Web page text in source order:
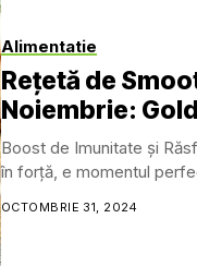
Alimentatie
Rețetă de
Noiembrie:
Boost de Imunitate și
în forță, e momentul
OCTOMBRIE 31, 2024